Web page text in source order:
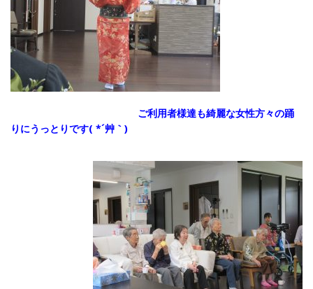
ご利用者様達も綺麗な女性方々の踊
りにうっとりです( *´艸｀)